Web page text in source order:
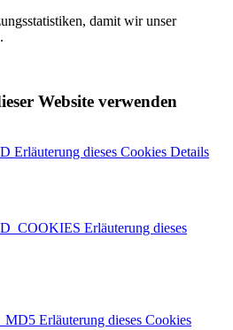
damit wir unser
Website verwenden
Erläuterung dieses Cookies Details
Erläuterung dieses
Erläuterung dieses Cookies